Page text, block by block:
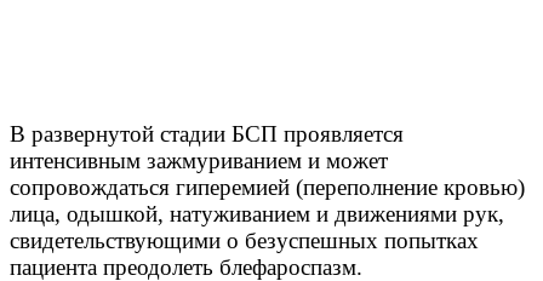
В развернутой стадии БСП проявляется
интенсивным зажмуриванием и может
сопровождаться гиперемией (переполнение кровью)
лица, одышкой, натуживанием и движениями рук,
свидетельствующими о безуспешных попытках
пациента преодолеть блефароспазм.